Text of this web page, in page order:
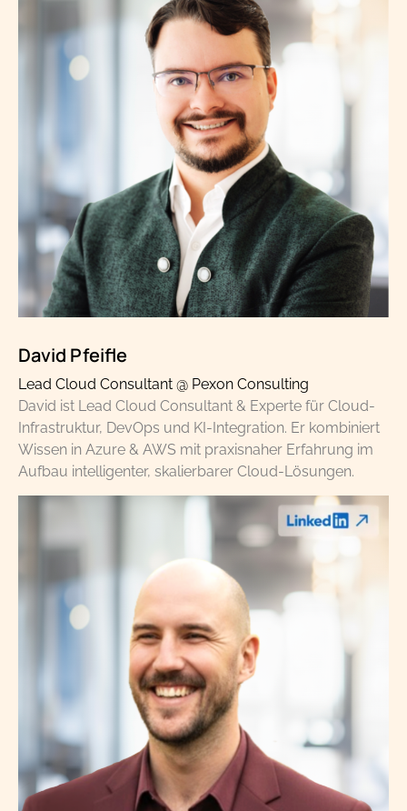
David Pfeifle
Lead Cloud Consultant @ Pexon Consulting
David ist Lead Cloud Consultant & Experte für Cloud-
Infrastruktur, DevOps und KI-Integration. Er kombiniert
Wissen in Azure & AWS mit praxisnaher Erfahrung im
Aufbau intelligenter, skalierbarer Cloud-Lösungen.